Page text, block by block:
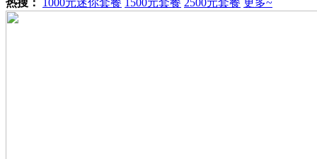
热搜： 1000元迷你套餐 1500元套餐 2500元套餐 更多~